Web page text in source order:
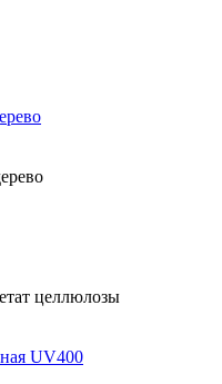
целлюлозы
UV400